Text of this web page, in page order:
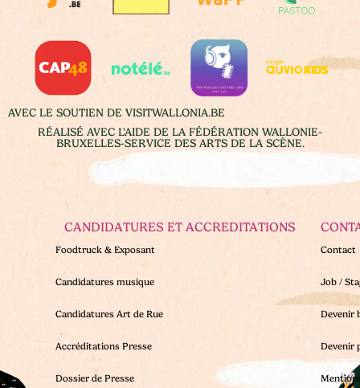
AVEC LE SOUTIEN DE VISITWALLONIA.BE
RÉALISÉ AVEC L'AIDE DE LA FÉDÉRATION WALLONIE-
BRUXELLES-SERVICE DES ARTS DE LA SCÈNE.
CANDIDATURES ET ACCREDITATIONS
Foodtruck & Exposant
Candidatures musique
Candidatures Art de Rue
Accréditations Presse
Dossier de Presse
Contact
Job /
Devenir
Devenir